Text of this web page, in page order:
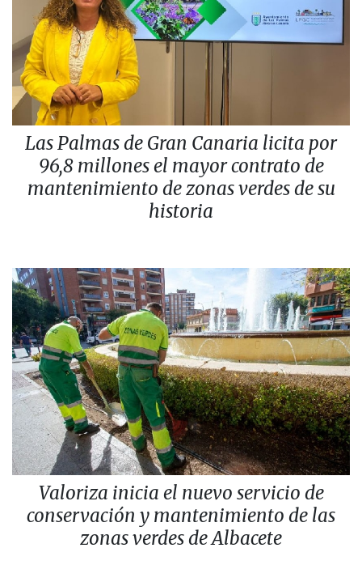
Las Palmas de Gran Canaria licita por
96,8 millones el mayor contrato de
mantenimiento de zonas verdes de su
historia
Valoriza inicia el nuevo servicio de
conservación y mantenimiento de las
zonas verdes de Albacete